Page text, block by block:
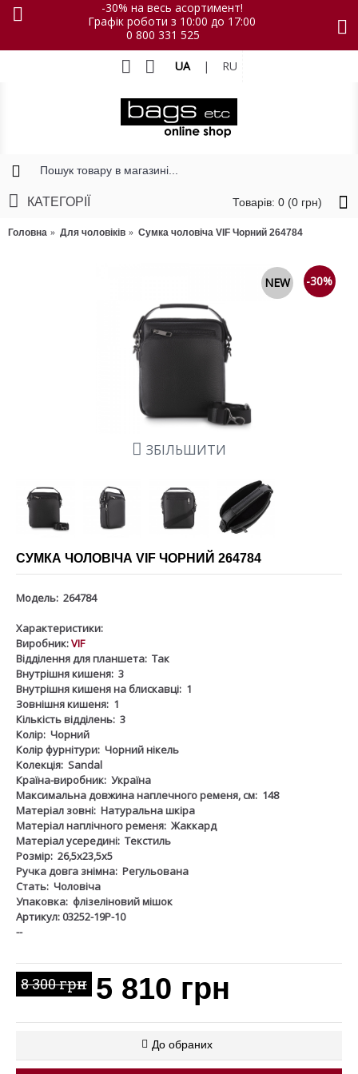
-30% на весь асортимент!
Графік роботи з 10:00 до 17:00
0 800 331 525
UA | RU
Товарів: 0 (0 грн)
КАТЕГОРІЇ
Головна Для чоловіків Сумка чоловіча VIF Чорний 264784
-30%
NEW
ЗБІЛЬШИТИ
СУМКА ЧОЛОВІЧА VIF ЧОРНИЙ 264784
Модель: 264784
Характеристики:
Виробник:VIF
Відділення для планшета: Так
Внутрішня кишеня: 3
Внутрішня кишеня на блискавці: 1
Зовнішня кишеня: 1
Кількість відділень: 3
Колір: Чорний
Колір фурнітури: Чорний нікель
Колекція: Sandal
Країна-виробник: Україна
Максимальна довжина наплечного ременя, см: 148
Матеріал зовні: Натуральна шкіра
Матеріал наплічного ременя: Жаккард
Матеріал усередині: Текстиль
Розмір: 26,5х23,5х5
Ручка довга знімна: Регульована
Стать: Чоловіча
Упаковка: флізеліновий мішок
Артикул: 03252-19Р-10
--
8 300 грн 5 810 грн
До обраних